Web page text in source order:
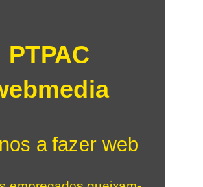
PTPAC
a fazer web